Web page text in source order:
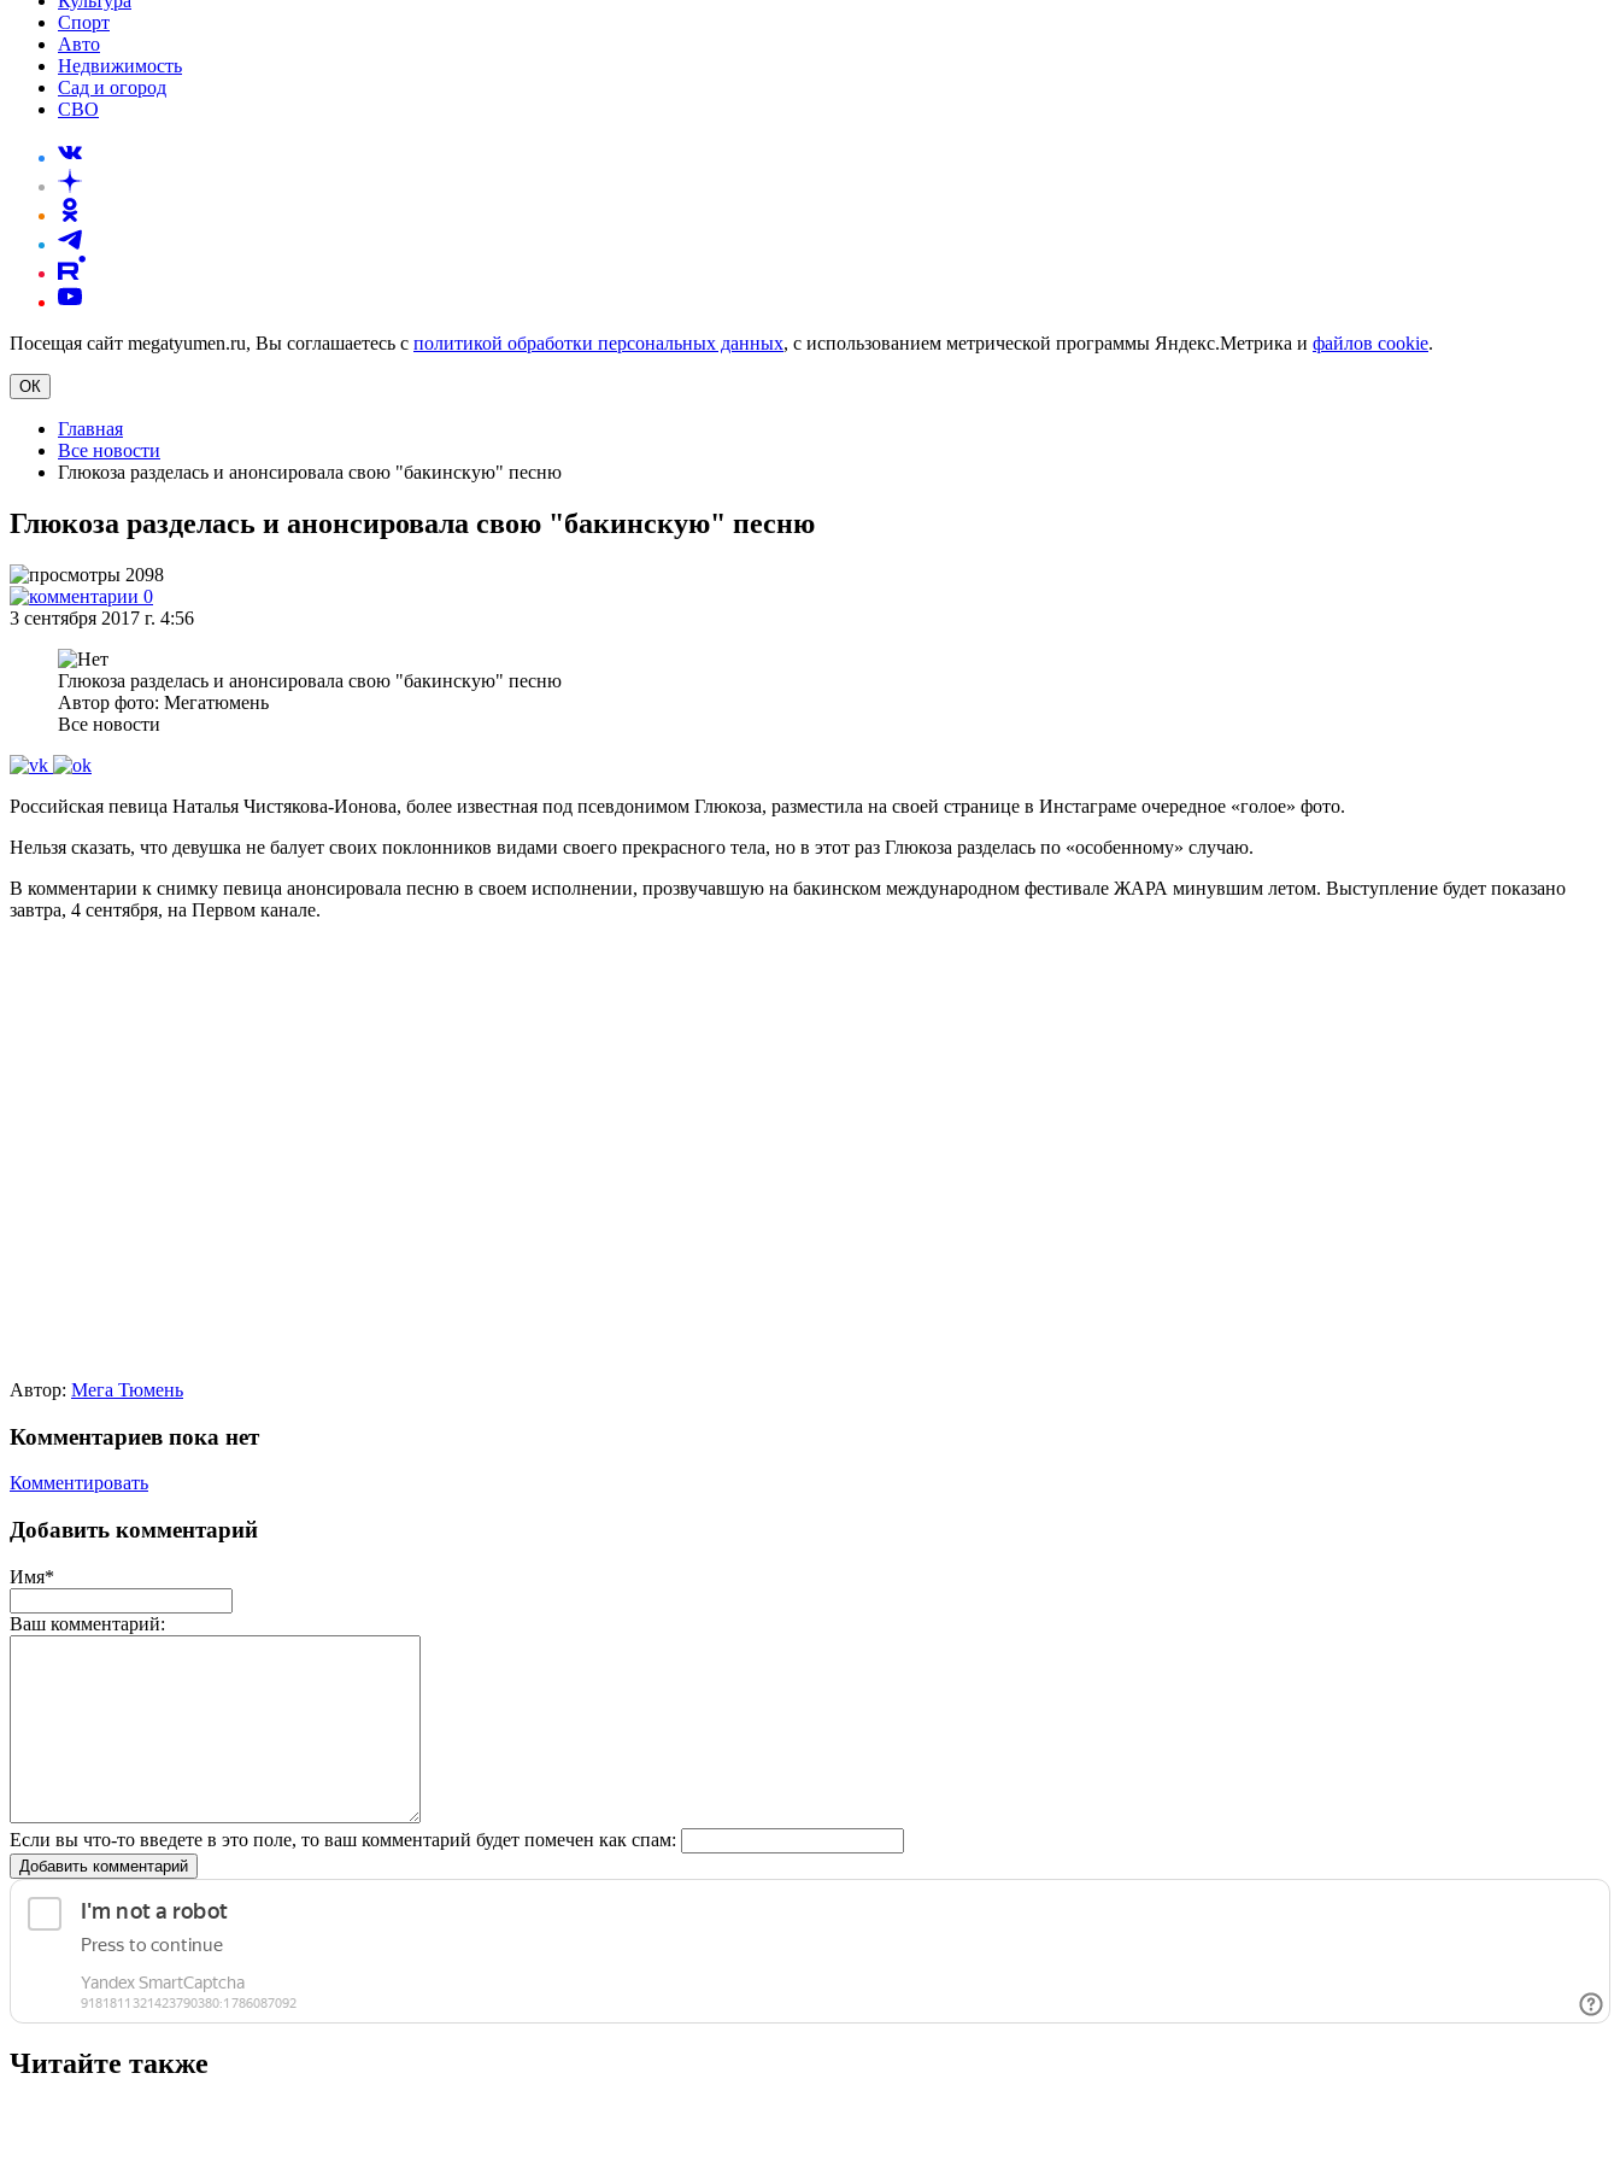
Спорт
Авто
Недвижимость
Сад и огород
СВО
Посещая сайт megatyumen.ru, Вы соглашаетесь с политикой обработки персональных данных, с использованием метрической программы Яндекс.Метрика и файлов cookie.
ОК
Главная
Все новости
Глюкоза разделась и анонсировала свою "бакинскую" песню
Глюкоза разделась и анонсировала свою "бакинскую" песню
2098
0
3 сентября 2017 г. 4:56
Глюкоза разделась и анонсировала свою "бакинскую" песню
Автор фото: Мегатюмень
Все новости
Российская певица Наталья Чистякова-Ионова, более известная под псевдонимом Глюкоза, разместила на своей странице в Инстаграме очередное «голое» фото.
Нельзя сказать, что девушка не балует своих поклонников видами своего прекрасного тела, но в этот раз Глюкоза разделась по «особенному» случаю.
В комментарии к снимку певица анонсировала песню в своем исполнении, прозвучавшую на бакинском международном фестивале ЖАРА минувшим летом. Выступление будет показано
завтра, 4 сентября, на Первом канале.
Автор: Мега Тюмень
Комментариев пока нет
Комментировать
Добавить комментарий
Имя*
Ваш комментарий:
Если вы что-то введете в это поле, то ваш комментарий будет помечен как спам:
Добавить комментарий
Читайте также